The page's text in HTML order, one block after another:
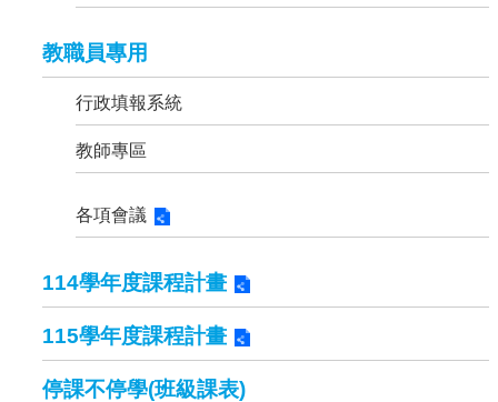
教職員專用
行政填報系統
教師專區
各項會議
114學年度課程計畫
115學年度課程計畫
停課不停學(班級課表)